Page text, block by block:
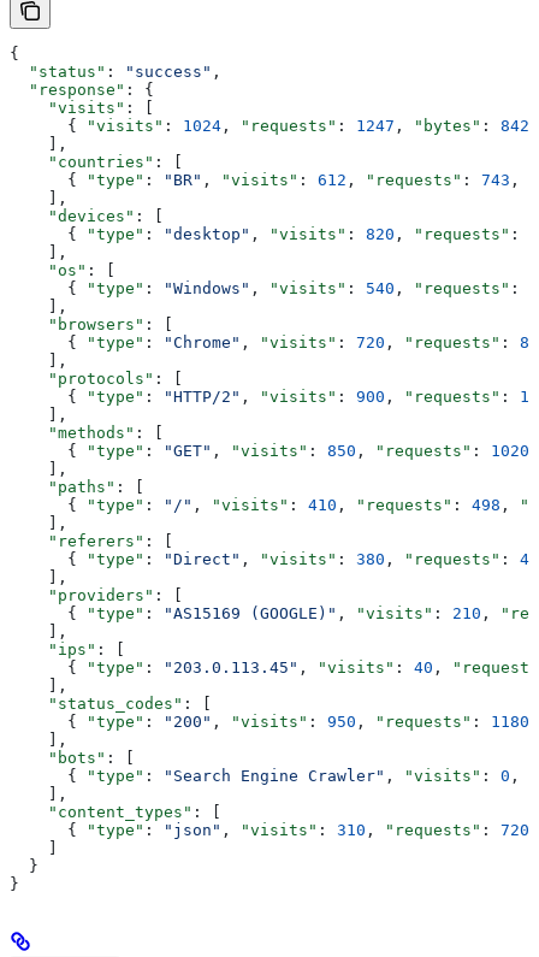
{
  "status"
: "success" ,
  "response"
: {
    "visits"
: [
      {
"visits" : 1024 , "requests" : 1247 , "bytes" :
    ],
    "countries"
: [
      {
"type" : "BR" , "visits" : 612 , "requests" : 743 ,
    ],
    "devices"
: [
      {
"type" : "desktop" , "visits" : 820 , "requests" :
    ],
    "os"
: [
      {
"type" : "Windows" , "visits" : 540 , "requests" :
    ],
    "browsers"
: [
      {
"type" : "Chrome" , "visits" : 720 , "requests" :
    ],
    "protocols"
: [
      {
"type" : "HTTP/2" , "visits" : 900 , "requests" :
    ],
    "methods"
: [
      {
"type" : "GET" , "visits" : 850 , "requests" : 1020
    ],
    "paths"
: [
      {
"type" : "/" , "visits" : 410 , "requests" : 498 ,
    ],
    "referers"
: [
      {
"type" : "Direct" , "visits" : 380 , "requests" :
    ],
    "providers"
: [
      {
"type" : "AS15169 (GOOGLE)" , "visits" : 210 ,
    ],
    "ips"
: [
      {
"type" : "203.0.113.45" , "visits" : 40 ,
    ],
    "status_codes"
: [
      {
"type" : "200" , "visits" : 950 , "requests" : 1180
    ],
    "bots"
: [
      {
"type" : "Search Engine Crawler" , "visits" : 0 ,
    ],
    "content_types"
: [
      {
"type" : "json" , "visits" : 310 , "requests" : 720
  }
}